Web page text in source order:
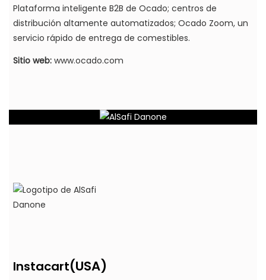
Plataforma inteligente B2B de Ocado; centros de
distribución altamente automatizados; Ocado Zoom, un
servicio rápido de entrega de comestibles.
Sitio web: www.ocado.com
Instacart(USA)